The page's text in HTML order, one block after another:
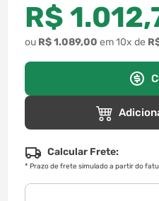
R$ 1.012,
ou R$1.089,00 em10x de
Calcular Frete:
* Prazo de frete simulado a partir do